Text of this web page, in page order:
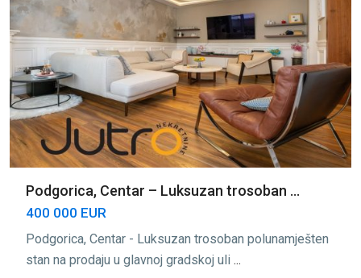
Podgorica, Centar – Luksuzan trosoban ...
400 000 EUR
Podgorica, Centar - Luksuzan trosoban polunamješten
stan na prodaju u glavnoj gradskoj uli ...